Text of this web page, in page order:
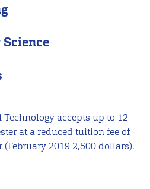
accepts up to 12
at a reduced tuition fee of
(February 2019 2,500 dollars).